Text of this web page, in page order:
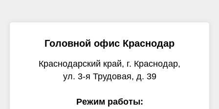
Головной офис Краснодар
Краснодарский край, г. Краснодар,
ул. 3-я Трудовая, д. 39
Режим работы: